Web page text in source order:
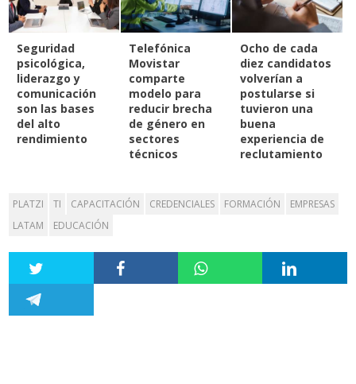
Seguridad
psicológica,
liderazgo y
comunicación
son las bases
del alto
rendimiento
Telefónica
Movistar
comparte
modelo para
reducir brecha
de género en
sectores
técnicos
Ocho de cada
diez candidatos
volverían a
postularse si
tuvieron una
buena
experiencia de
reclutamiento
PLATZI TI CAPACITACIÓN CREDENCIALES FORMACIÓN
EMPRESAS
LATAM
EDUCACIÓN